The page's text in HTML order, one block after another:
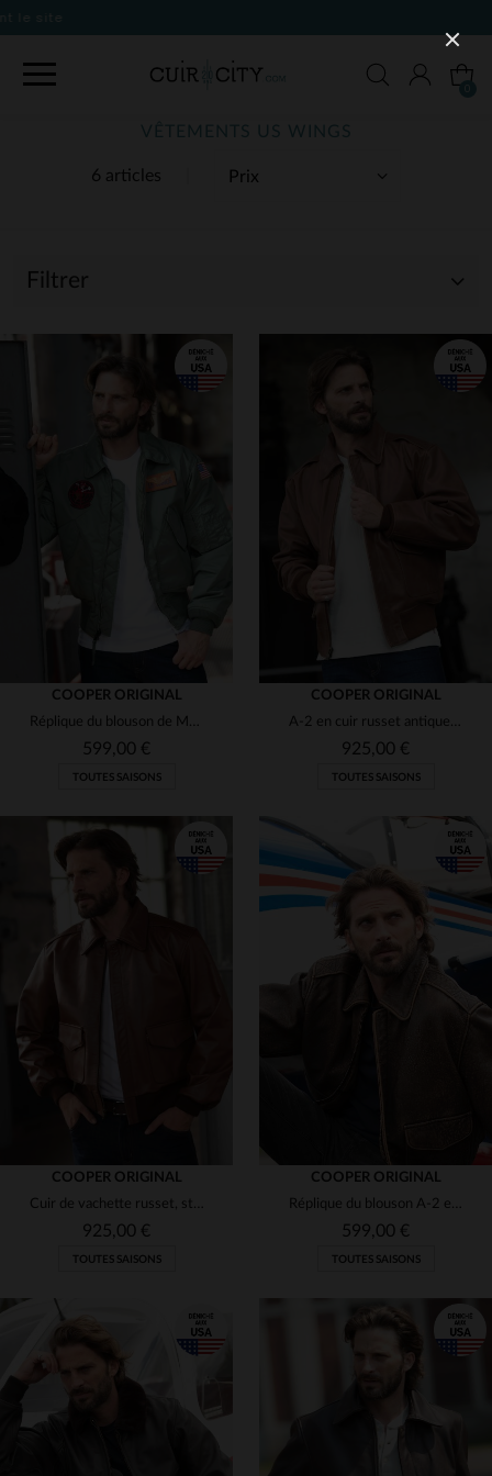
6 articles
VÊTEMENTS US WINGS
Filtrer
(4)
(1)
(1)
(3)
(2)
(1)
TAILLES DISPONIBLES
COOPER ORIGINAL
Réplique du blouson de Maverick en nylon
599,00 €
TOUTES SAISONS
TAILLES DISPONIBLES
3XL
COOPER ORIGINAL
A-2 en cuir russet antique, coupe classique et robustesse militaire.
925,00 €
TOUTES SAISONS
COOPER ORIGINAL
Cuir de vachette russet, style A-2 vintage des blousons de l'USAAF.
925,00 €
TOUTES SAISONS
COOPER ORIGINAL
Réplique du blouson A-2 en cuir vieilli, hommage aux héros de la WWII.
599,00 €
TOUTES SAISONS